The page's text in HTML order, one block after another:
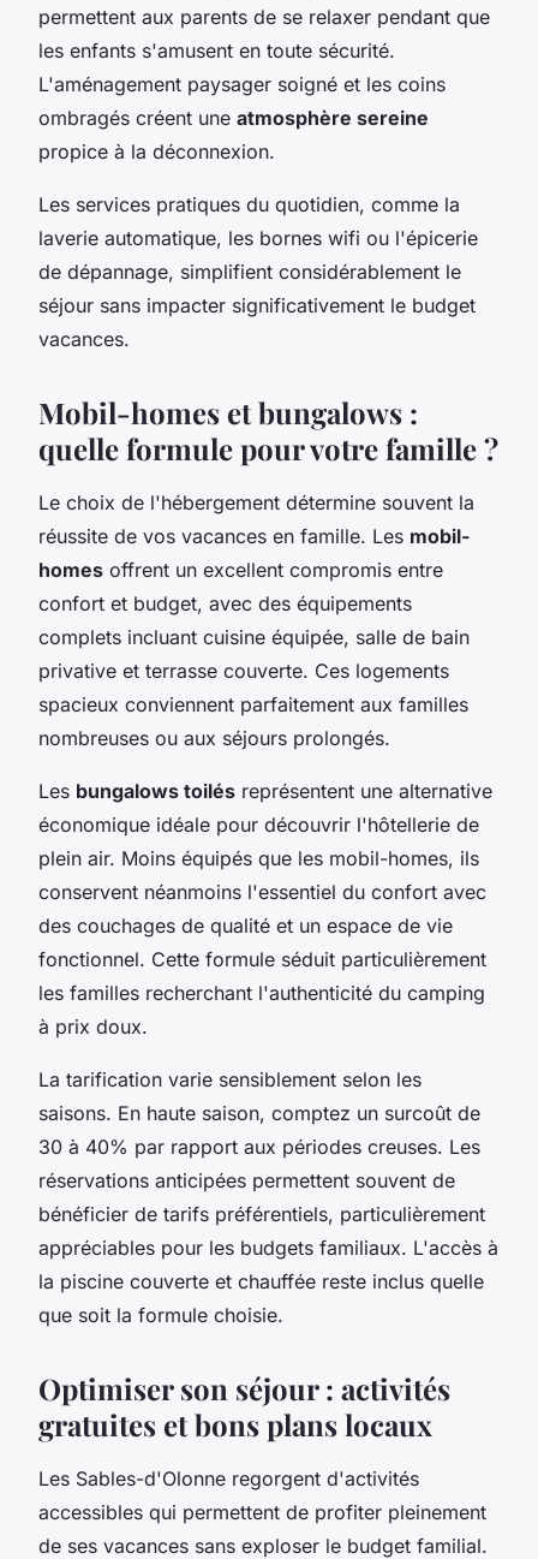
permettent aux parents de se relaxer pendant que
les enfants s'amusent en toute sécurité.
L'aménagement paysager soigné et les coins
ombragés créent une atmosphère sereine
propice à la déconnexion.
Les services pratiques du quotidien, comme la
laverie automatique, les bornes wifi ou l'épicerie
de dépannage, simplifient considérablement le
séjour sans impacter significativement le budget
vacances.
Mobil-homes et bungalows :
quelle formule pour votre famille ?
Le choix de l'hébergement détermine souvent la
réussite de vos vacances en famille. Les mobil-
homes offrent un excellent compromis entre
confort et budget, avec des équipements
complets incluant cuisine équipée, salle de bain
privative et terrasse couverte. Ces logements
spacieux conviennent parfaitement aux familles
nombreuses ou aux séjours prolongés.
Les bungalows toilés représentent une alternative
économique idéale pour découvrir l'hôtellerie de
plein air. Moins équipés que les mobil-homes, ils
conservent néanmoins l'essentiel du confort avec
des couchages de qualité et un espace de vie
fonctionnel. Cette formule séduit particulièrement
les familles recherchant l'authenticité du camping
à prix doux.
La tarification varie sensiblement selon les
saisons. En haute saison, comptez un surcoût de
30 à 40% par rapport aux périodes creuses. Les
réservations anticipées permettent souvent de
bénéficier de tarifs préférentiels, particulièrement
appréciables pour les budgets familiaux. L'accès à
la piscine couverte et chauffée reste inclus quelle
que soit la formule choisie.
Optimiser son séjour : activités
gratuites et bons plans locaux
Les Sables-d'Olonne regorgent d'activités
accessibles qui permettent de profiter pleinement
de ses vacances sans exploser le budget familial.